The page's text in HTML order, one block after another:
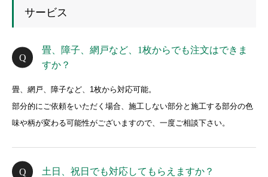
サービス
畳、障子、網戸など、1枚からでも注文はできま
すか？
畳、網戸、障子など、1枚から対応可能。
部分的にご依頼をいただく場合、施工しない部分と施工する部分の色
味や柄が変わる可能性がございますので、一度ご相談下さい。
土日、祝日でも対応してもらえますか？